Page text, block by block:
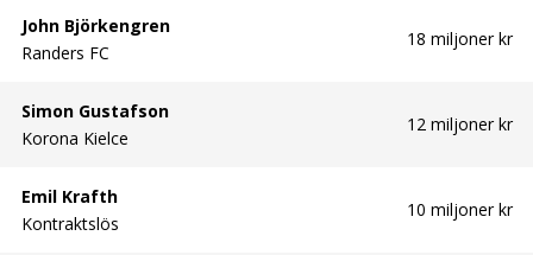
John Björkengren
Randers FC
18 miljoner kr
Simon Gustafson
Korona Kielce
12 miljoner kr
Emil Krafth
Kontraktslös
10 miljoner kr